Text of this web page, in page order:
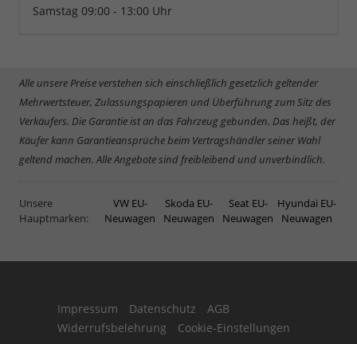
Samstag 09:00 - 13:00 Uhr
Alle unsere Preise verstehen sich einschließlich gesetzlich geltender
Mehrwertsteuer, Zulassungspapieren und Überführung zum Sitz des
Verkäufers. Die Garantie ist an das Fahrzeug gebunden. Das heißt, der
Käufer kann Garantieansprüche beim Vertragshändler seiner Wahl
geltend machen. Alle Angebote sind freibleibend und unverbindlich.
Unsere
Hauptmarken:
VW EU-
Neuwagen
Skoda EU-
Neuwagen
Seat EU-
Neuwagen
Hyundai EU-
Neuwagen
Impressum Datenschutz
AGB
Widerrufsbelehrung
Cookie-Einstellungen